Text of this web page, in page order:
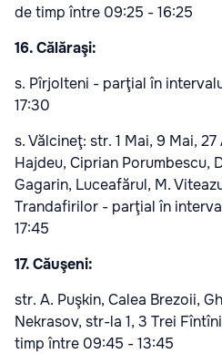
de timp între 09:25 - 16:25
16. Călăraşi:
s. Pîrjolteni - parţial în
17:30
s. Vălcineţ: str. 1 Mai, 9 Mai,
Hajdeu, Ciprian Porumbescu,
Gagarin, Luceafărul, M.
Trandafirilor - parţial în
17:45
17. Căuşeni:
str. A. Puşkin, Calea Brezoii,
Nekrasov, str-la 1, 3 Trei
timp între 09:45 - 13:45